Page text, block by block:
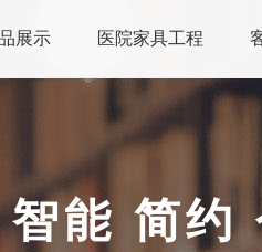
展示 医院家具工程
简约